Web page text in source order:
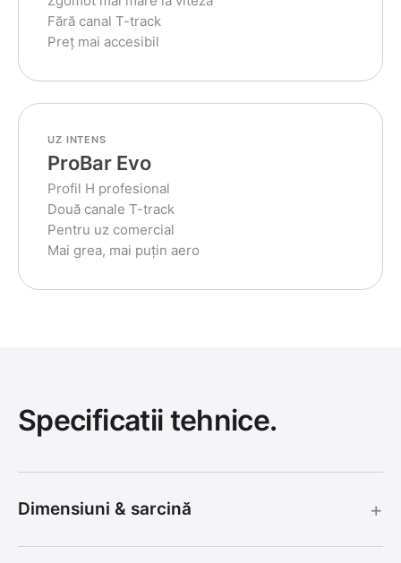
Fără canal T-track
Preț mai accesibil
UZ INTENS
ProBar Evo
Profil H profesional
Două canale T-track
Pentru uz comercial
Mai grea, mai puțin aero
Specificatii tehnice.
Dimensiuni & sarcină +